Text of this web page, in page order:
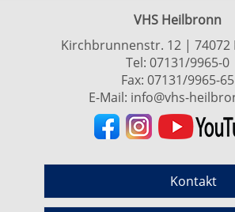
VHS Heilbronn
Kirchbrunnenstr. 12 | 74072
Tel: 07131/9965-0
Fax: 07131/9965-65
E-Mail: info@vhs-
Kontakt